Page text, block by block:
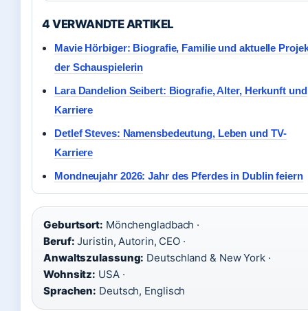
4 VERWANDTE ARTIKEL
Mavie Hörbiger: Biografie, Familie und aktuelle
der Schauspielerin
Lara Dandelion Seibert: Biografie, Alter, Herkunft und
Karriere
Detlef Steves: Namensbedeutung, Leben und TV-
Karriere
Mondneujahr 2026: Jahr des Pferdes in Dublin feiern
Geburtsort: Mönchengladbach ·
Beruf: Juristin, Autorin, CEO ·
Anwaltszulassung: Deutschland & New York ·
Wohnsitz: USA ·
Sprachen: Deutsch, Englisch